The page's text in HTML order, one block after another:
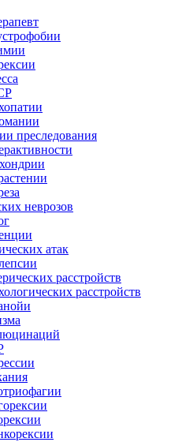
преследования
неврозов
атак
расстройств
расстройств